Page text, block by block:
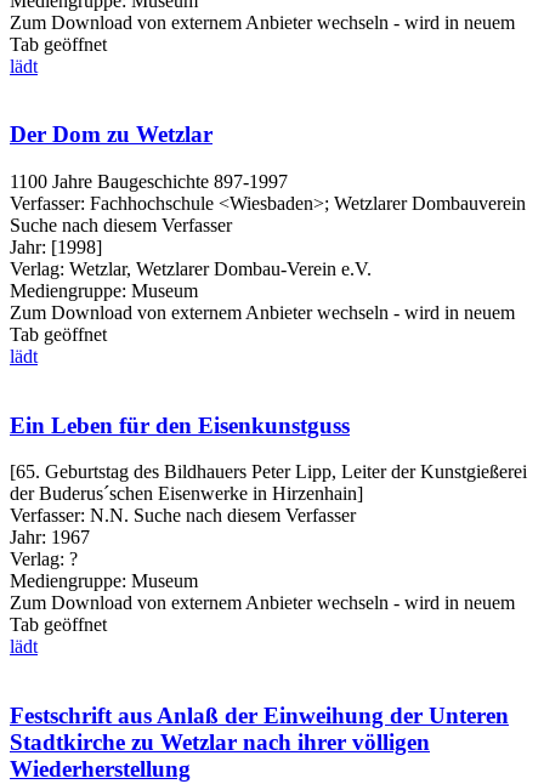
Zum Download von externem Anbieter wechseln - wird in neuem
Tab geöffnet
lädt
Der Dom zu Wetzlar
1100 Jahre Baugeschichte 897-1997
Verfasser: Fachhochschule <Wiesbaden>; Wetzlarer Dombauverein
Suche nach diesem Verfasser
Jahr: [1998]
Verlag: Wetzlar, Wetzlarer Dombau-Verein e.V.
Mediengruppe: Museum
Zum Download von externem Anbieter wechseln - wird in neuem
Tab geöffnet
lädt
Ein Leben für den Eisenkunstguss
[65. Geburtstag des Bildhauers Peter Lipp, Leiter der Kunstgießerei
der Buderus´schen Eisenwerke in Hirzenhain]
Verfasser: N.N. Suche nach diesem Verfasser
Jahr: 1967
Verlag: ?
Mediengruppe: Museum
Zum Download von externem Anbieter wechseln - wird in neuem
Tab geöffnet
lädt
Festschrift aus Anlaß der Einweihung der Unteren
Stadtkirche zu Wetzlar nach ihrer völligen
Wiederherstellung